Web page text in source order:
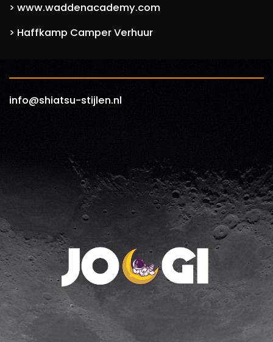
> www.waddenacademy.com
> Haffkamp Camper Verhuur
info@shiatsu-stijlen.nl